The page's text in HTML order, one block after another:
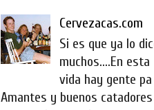
Cervezacas.com
Si es que ya lo
muchos....En esta
vida hay gente
Amantes y buenos